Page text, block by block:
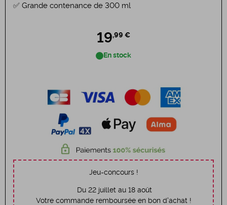
Grande contenance de 300 ml
19,99 €
En stock
Jeu-concours !
Du 22 juillet au 18 août
Votre commande remboursée en bon d'achat !